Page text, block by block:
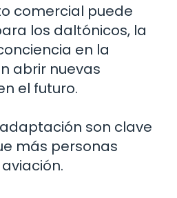
comercial puede
los daltónicos, la
en la
abrir nuevas
el futuro.
son clave
más personas